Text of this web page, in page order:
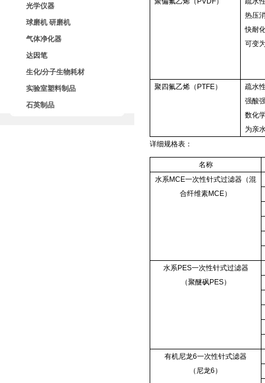
光学仪器
球磨机 研磨机
气体净化器
达因笔
生化/分子生物耗材
实验室塑料制品
石英制品
热压
快耐
可变
聚四氟乙烯（PTFE）
疏水
强酸
数化
为亲
详细规格表：
名称
水系MCE一次性针式过滤器（混
合纤维素MCE）
水系PES一次性针式过滤器
（聚醚砜PES）
有机尼龙6一次性针式滤器
（尼龙6）